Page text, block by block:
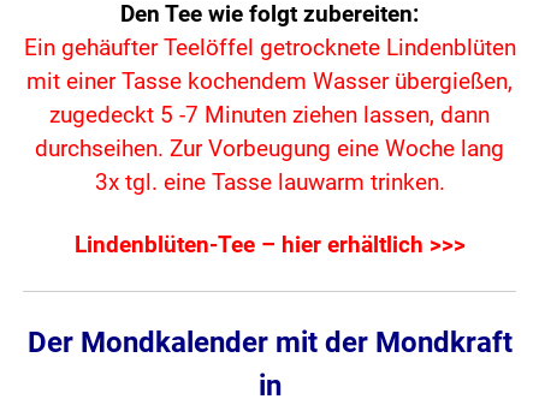
Den Tee wie folgt zubereiten:
Ein gehäufter Teelöffel getrocknete Lindenblüten
mit einer Tasse kochendem Wasser übergießen,
zugedeckt 5 -7 Minuten ziehen lassen, dann
durchseihen. Zur Vorbeugung eine Woche lang
3x tgl. eine Tasse lauwarm trinken.
Lindenblüten-Tee – hier erhältlich >>>
Der Mondkalender mit der Mondkraft
in